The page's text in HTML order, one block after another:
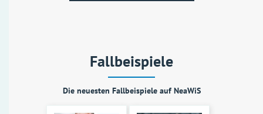
Fallbeispiele
Die neuesten Fallbeispiele auf NeaWiS